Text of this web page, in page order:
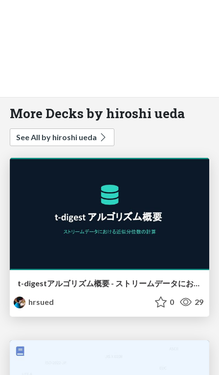
More Decks by hiroshi ueda
See All by hiroshi ueda
t-digestアルゴリズム概要 - ストリームデータにおける近似分位点の計算
hrsued
0 29